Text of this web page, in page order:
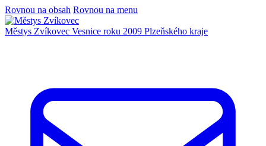
Rovnou na obsah Rovnou na menu
Městys Zvíkovec Vesnice roku 2009 Plzeňského kraje